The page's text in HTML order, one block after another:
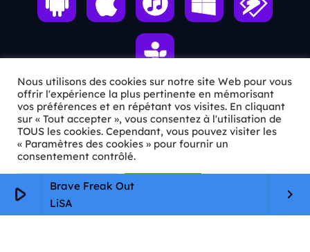
play_arrow
Brave Freak Out
LiSA
keyboard_arrow_right
ℹ️ INFOS PRATIQUES
✉️Contact
🦊Qui sommes-nous ?
📄
Mentions légales
Nous utilisons des cookies sur notre site Web pour vous
offrir l'expérience la plus pertinente en mémorisant
vos préférences et en répétant vos visites. En cliquant
sur « Tout accepter », vous consentez à l'utilisation de
TOUS les cookies. Cependant, vous pouvez visiter les
« Paramètres des cookies » pour fournir un
consentement contrôlé.
Paramètres Cookie Tout accepter